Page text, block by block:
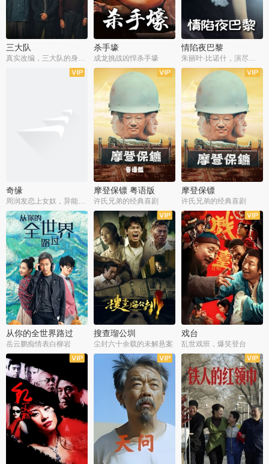
三大队 杀手壕
成龙挑战凶悍杀手壕
情陷夜巴黎
奇缘
周润发恋上女奴，异能护体战邪派
摩登保镖 粤语版
许氏兄弟的经典喜剧
摩登保镖
许氏兄弟的经典喜剧
从你的全世界路过
岳云鹏痴情表白柳岩
搜查瑠公圳
尘封六十余载的未解悬案
戏台
乱世戏班，爆笑登台